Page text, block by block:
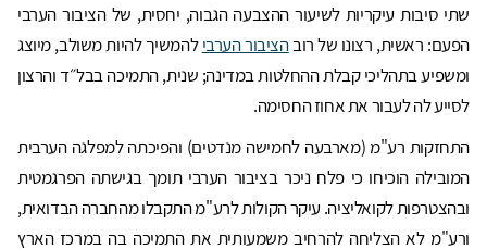
שתי סיבות עיקריות לשיעור ההצבעה הגבוה, יחסית, של הציבור הערבי
הפעם: ראשית, רצונו של רובהציבור הערבילהמשיך להיות משולב, מיוצג
ומשפיע בתהליכי קבלת ההחלטות במדינה; שנית, התמיכה בבל״ד והרצון
לסייע לה לעבור את אחוז החסימה.
התחזקות רע"מ (מארבעה לחמישה מנדטים) והפיכתה למפלגה הערבית
המובילה הוכיחו כי פלח ניכר בציבור הערבי תומך בגישתה הפרגמטית
ובהצטרפות לקואליציה. עיקר הקולות לרע"מ התקבלו מהחברה הבדואית,
ורע"מ לא הצליחה להרחיב משמעותית את התמיכה בה במרכז הארץ